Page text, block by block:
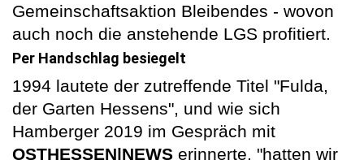
Gemeinschaftsaktion Bleibendes - wovon
auch noch die anstehende LGS profitiert.
Per Handschlag besiegelt
1994 lautete der zutreffende Titel "Fulda,
der Garten Hessens", und wie sich
Hamberger 2019 im Gespräch mit
OSTHESSEN|NEWS erinnerte, "hatten wir